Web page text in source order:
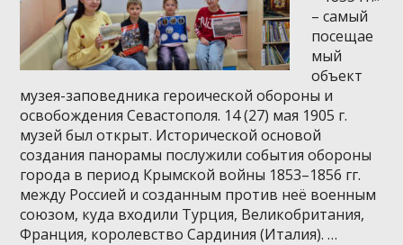
– самый
посещае
мый
объект
музея-заповедника героической обороны и
освобождения Севастополя. 14 (27) мая 1905 г.
музей был открыт. Исторической основой
создания панорамы послужили события обороны
города в период Крымской войны 1853–1856 гг.
между Россией и созданным против неё военным
союзом, куда входили Турция, Великобритания,
Франция, королевство Сардиния (Италия). …